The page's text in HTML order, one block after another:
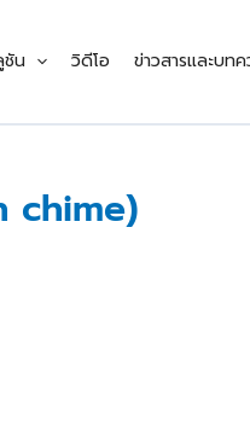
ชัน วิดีโอ ข่าวสารและบท
chime)